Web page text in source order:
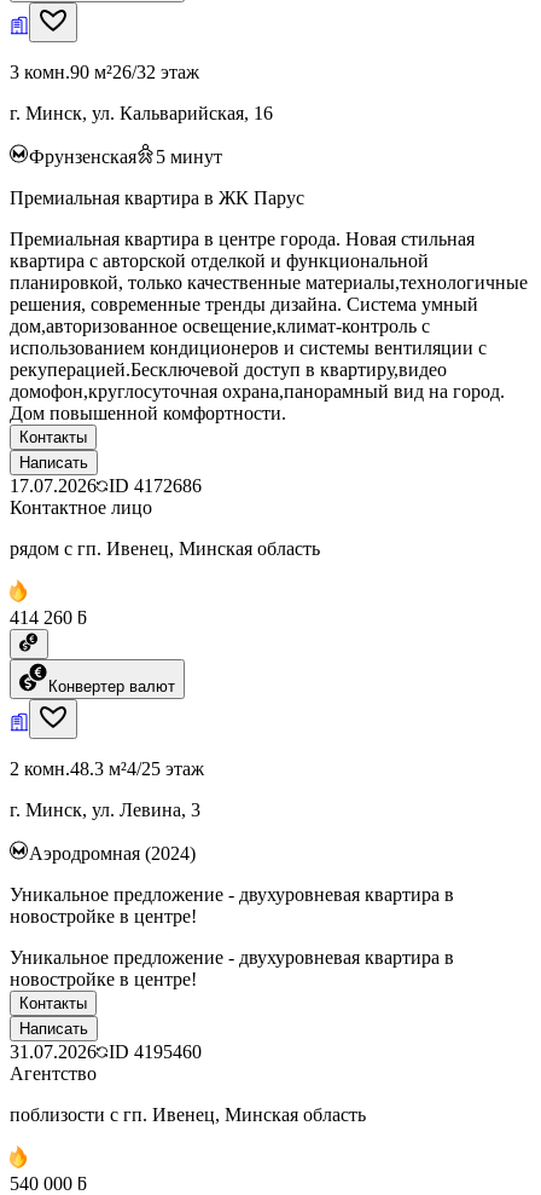
3 комн.90 м²26/32 этаж
г. Минск, ул. Кальварийская, 16
Фрунзенская 5 минут
Премиальная квартира в ЖК Парус
Премиальная квартира в центре города. Новая стильная
квартира с авторской отделкой и функциональной
планировкой, только качественные материалы,технологичные
решения, современные тренды дизайна. Система умный
дом,авторизованное освещение,климат-контроль с
использованием кондиционеров и системы вентиляции с
рекуперацией.Бесключевой доступ в квартиру,видео
домофон,круглосуточная охрана,панорамный вид на город.
Дом повышенной комфортности.
Контакты
Написать
17.07.2026 ID 4172686
Контактное лицо
рядом с гп. Ивенец, Минская область
414 260 ƃ
Конвертер валют
2 комн.48.3 м²4/25 этаж
г. Минск, ул. Левина, 3
Аэродромная (2024)
Уникальное предложение - двухуровневая квартира в
новостройке в центре!
Уникальное предложение - двухуровневая квартира в
новостройке в центре!
Контакты
Написать
31.07.2026 ID 4195460
Агентство
поблизости с гп. Ивенец, Минская область
540 000 ƃ